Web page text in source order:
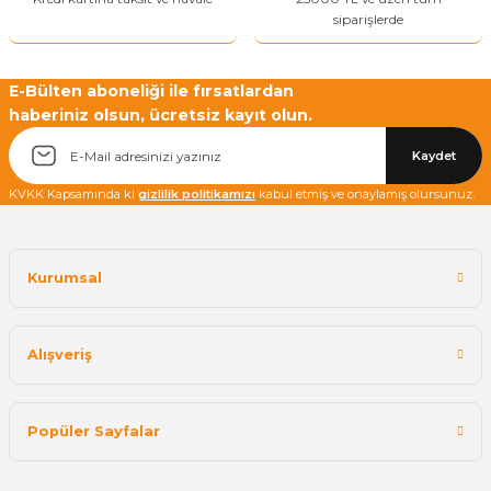
Yetkiliye Gönder
siparişlerde
E-Bülten aboneliği ile fırsatlardan
haberiniz olsun, ücretsiz kayıt olun.
Kaydet
KVKK Kapsamında ki gizlilik politikamızı kabul etmiş ve onaylamış olursunuz.
Kurumsal
Alışveriş
Popüler Sayfalar